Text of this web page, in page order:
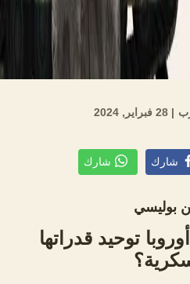
| 28 فبراير, 2024
شارك شارك
بوليسي
توحيد قدراتها